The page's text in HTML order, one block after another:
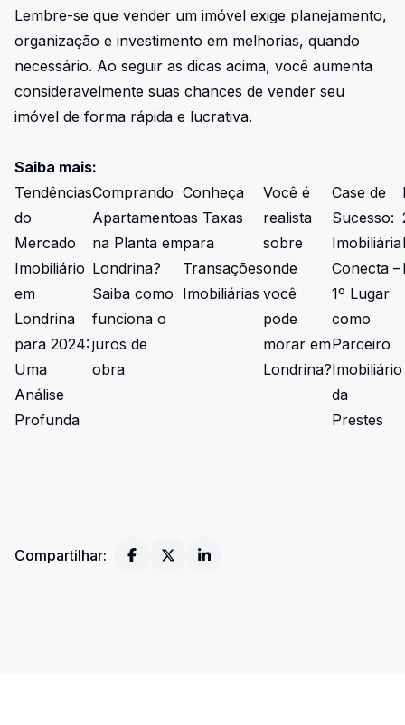
Lembre-se que vender um imóvel exige planejamento,
organização e investimento em melhorias, quando
necessário. Ao seguir as dicas acima, você aumenta
consideravelmente suas chances de vender seu
imóvel de forma rápida e lucrativa.
Saiba mais:
Tendências
do
Mercado
Imobiliário
em
Londrina
para 2024:
Uma
Análise
Profunda
Comprando
Apartamento
na Planta em
Londrina?
Saiba como
funciona o
juros de
obra
Conheça
as Taxas
para
Transações
Imobiliárias
Você é
realista
sobre
onde
você
pode
morar em
Londrina?
Case de
Sucesso:
Imobiliária
Conecta –
1º Lugar
como
Parceiro
Imobiliário
da
Prestes
Compartilhar: